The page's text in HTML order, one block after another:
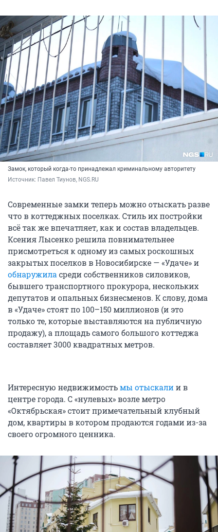
Замок, который когда-то принадлежал криминальному авторитету
Источник: Павел Тиунов, NGS.RU
Современные замки теперь можно отыскать разве
что в коттеджных поселках. Стиль их постройки
всё так же впечатляет, как и состав владельцев.
Ксения Лысенко решила повнимательнее
присмотреться к одному из самых роскошных
закрытых поселков в Новосибирске — «Удаче» и
обнаружила среди собственников силовиков,
бывшего транспортного прокурора, нескольких
депутатов и опальных бизнесменов. К слову, дома
в «Удаче» стоят по 100–150 миллионов (и это
только те, которые выставляются на публичную
продажу), а площадь самого большого коттеджа
составляет 3000 квадратных метров.
Интересную недвижимостьмы отыскалии в
центре города. С «нулевых» возле метро
«Октябрьская» стоит примечательный клубный
дом, квартиры в котором продаются годами из-за
своего огромного ценника.